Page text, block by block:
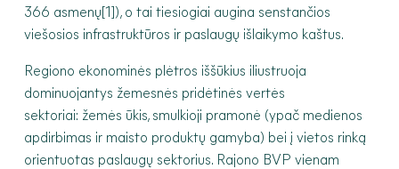
366 asmenų[1]
), o tai tiesiogiai augina senstančios
viešosios infrastruktūros ir paslaugų išlaikymo kaštus.
Regiono ekonominės plėtros iššūkius iliustruoja
dominuojantys žemesnės pridėtinės vertės
sektoriai: žemės ūkis, smulkioji pramonė (ypač medienos
apdirbimas ir maisto produktų gamyba) bei į vietos rinką
orientuotas paslaugų sektorius. Rajono BVP vienam